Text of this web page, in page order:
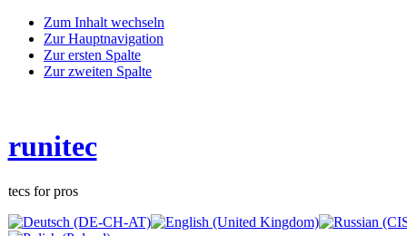
Zum Inhalt wechseln
Zur Hauptnavigation
Zur ersten Spalte
Zur zweiten Spalte
runitec
tecs for pros